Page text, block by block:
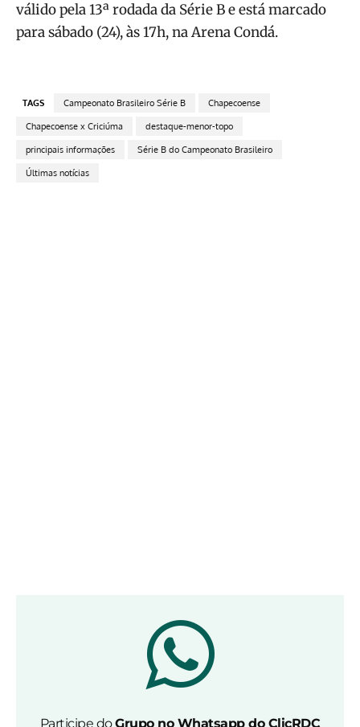
válido pela 13ª rodada da Série B e está marcado
para sábado (24), às 17h, na Arena Condá.
TAGS Campeonato Brasileiro Série B Chapecoense
Chapecoense x Criciúma destaque-menor-topo
principais informações Série B do Campeonato Brasileiro
Últimas notícias
Participe doGrupo no Whatsapp do ClicRDC